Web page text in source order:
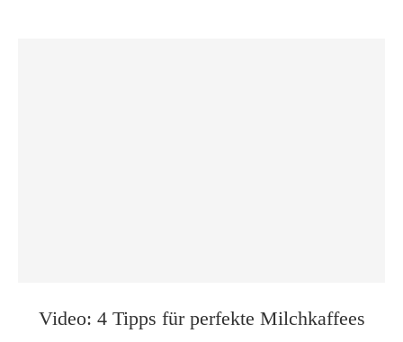
Video: 4 Tipps für perfekte Milchkaffees